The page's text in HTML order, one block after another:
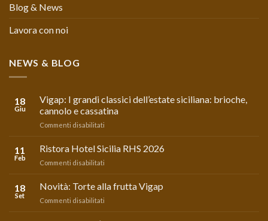
Blog & News
Lavora con noi
NEWS & BLOG
18
Giu
Vigap: I grandi classici dell’estate siciliana: brioche,
cannolo e cassatina
Commenti disabilitati
siciliana:
11
Feb
Ristora Hotel Sicilia RHS 2026
Commenti disabilitati
Hotel
18
Set
Novità: Torte alla frutta Vigap
Commenti disabilitati